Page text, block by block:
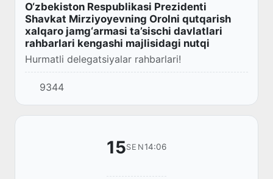
O‘zbekiston Respublikasi Prezidenti
Shavkat Mirziyoyevning Orolni qutqarish
xalqaro jamg‘armasi ta’sischi davlatlari
rahbarlari kengashi majlisidagi nutqi
Hurmatli delegatsiyalar rahbarlari!
9344
15SEN14:06